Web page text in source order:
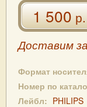
1 500р.
Доставим
Формат
Номер по
Лейбл: PHILIPS